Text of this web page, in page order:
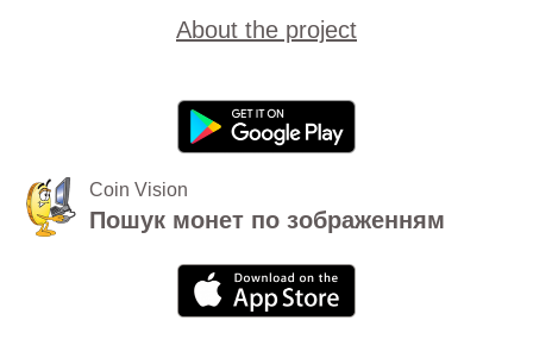
About the project
Coin Vision
Пошук монет по зображенням